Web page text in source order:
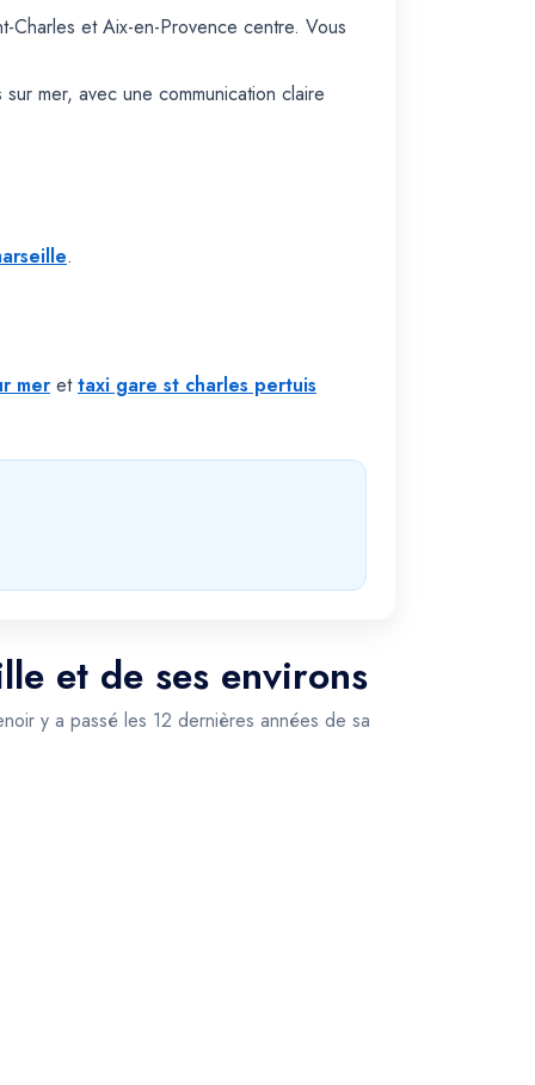
Charles et Aix-en-Provence centre. Vous
mer, avec une communication claire
.
mer ettaxi gare st charles pertuis
et de ses environs
y a passé les 12 dernières années de sa